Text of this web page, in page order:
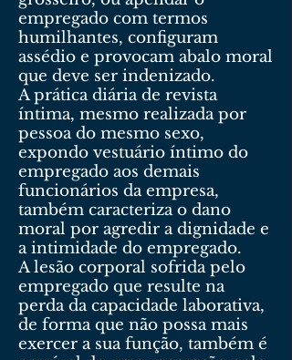
empregado com termos
humilhantes, configuram
assédio e provocam abalo moral
que deve ser indenizado.
A prática diária de revista
íntima, mesmo realizada por
pessoa do mesmo sexo,
expondo vestuário íntimo do
empregado aos demais
funcionários da empresa,
também caracteriza o dano
moral por agredir a dignidade e
a intimidade do empregado.
A lesão corporal sofrida pelo
empregado que resulte na
perda da capacidade laborativa,
de forma que não possa mais
exercer a sua função, também é